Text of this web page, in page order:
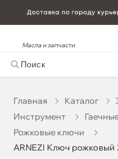
Масла и запчасти
Главная Катало
Инструмент
Рожковые ключи
ARNEZI Ключ рожковый
Бесплатная
Срочная за 2 ч – 399 ₽